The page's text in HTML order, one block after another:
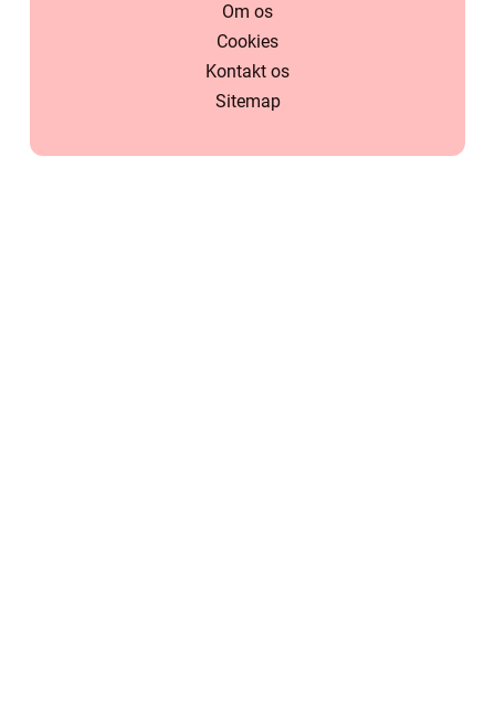
Om os
Cookies
Kontakt os
Sitemap